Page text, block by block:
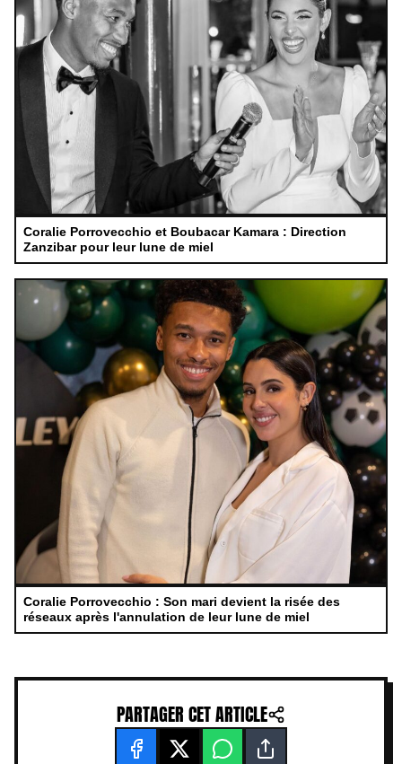
Coralie Porrovecchio et Boubacar Kamara : Direction
Zanzibar pour leur lune de miel
Coralie Porrovecchio : Son mari devient la risée des
réseaux après l'annulation de leur lune de miel
PARTAGER CET ARTICLE